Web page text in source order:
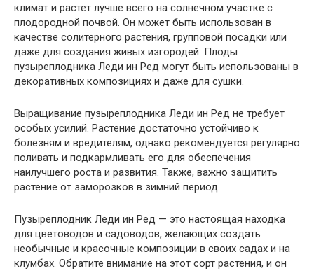
климат и растет лучше всего на солнечном участке с
плодородной почвой. Он может быть использован в
качестве солитерного растения, групповой посадки или
даже для создания живых изгородей. Плоды
пузыреплодника Леди ин Ред могут быть использованы в
декоративных композициях и даже для сушки.
Выращивание пузыреплодника Леди ин Ред не требует
особых усилий. Растение достаточно устойчиво к
болезням и вредителям, однако рекомендуется регулярно
поливать и подкармливать его для обеспечения
наилучшего роста и развития. Также, важно защитить
растение от заморозков в зимний период.
Пузыреплодник Леди ин Ред — это настоящая находка
для цветоводов и садоводов, желающих создать
необычные и красочные композиции в своих садах и на
клумбах. Обратите внимание на этот сорт растения, и он